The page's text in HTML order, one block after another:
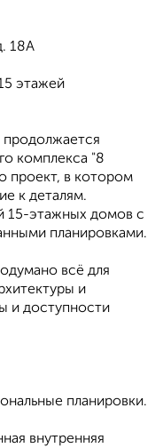
18А
этажей
комплекса "8
проект, в котором
к деталям.
15-этажных домов с
планировками.
всё для
и
и доступности
планировки.
внутренняя